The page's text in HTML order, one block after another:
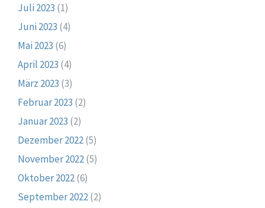
Juli 2023 (1)
Juni 2023 (4)
Mai 2023 (6)
April 2023 (4)
März 2023 (3)
Februar 2023 (2)
Januar 2023 (2)
Dezember 2022(5)
November 2022(5)
Oktober 2022(6)
September 2022(2)